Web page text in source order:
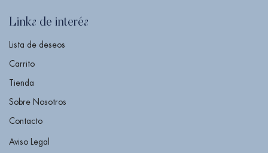
Links de interés
Lista de deseos
Carrito
Tienda
Sobre Nosotros
Contacto
Aviso Legal